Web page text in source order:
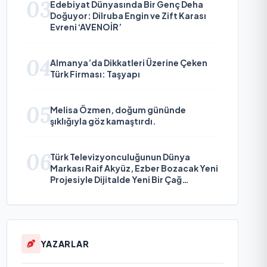
03Edebiyat Dünyasında Bir Genç Deha
Doğuyor: Dilruba Engin ve Zift Karası
Evreni ‘AVENOİR’
04Almanya’da Dikkatleri Üzerine Çeken
Türk Firması: Taşyapı
05Melisa Özmen, doğum gününde
şıklığıyla göz kamaştırdı.
06Türk Televizyonculuğunun Dünya
Markası Raif Akyüz, Ezber Bozacak Yeni
Projesiyle Dijitalde Yeni Bir Çağ
YAZARLAR